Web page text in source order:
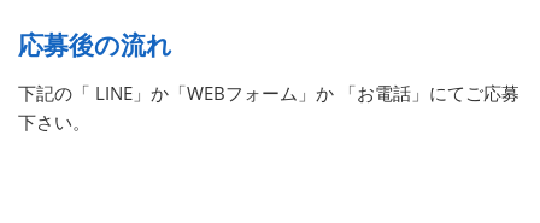
応募後の流れ
下記の「 LINE」か「WEBフォーム」か 「お電話」にてご応募
下さい。